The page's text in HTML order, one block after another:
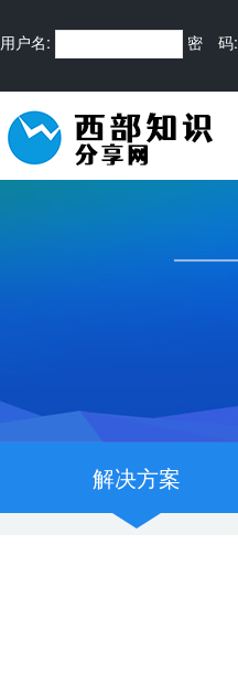
用户名: 密 码:
解决方案